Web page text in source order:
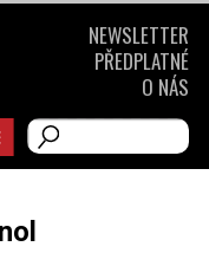
NEWSLETTER
PŘEDPLATNÉ
O NÁS